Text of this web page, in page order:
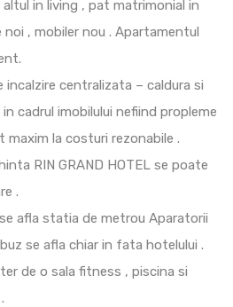
in living , pat matrimonial in
, mobiler nou . Apartamentul
centralizata – caldura si
cadrul imobilului nefiind propleme
maxim la costuri rezonabile .
RIN GRAND HOTEL se poate
.
afla statia de metrou Aparatorii
se afla chiar in fata hotelului .
de o sala fitness , piscina si